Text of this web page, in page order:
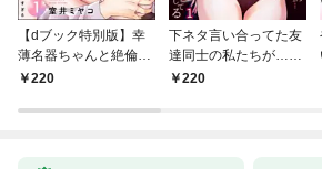
【dブック特別版】幸
薄名器ちゃんと絶倫エ
リートくん むさぼりエ
版） 【第1話】
220
下ネタ言い合ってた友
達同士の私たちが…一
晩中えっちしてる【TL
220